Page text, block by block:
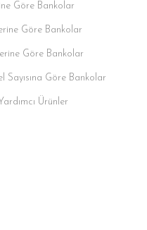
Göre Bankolar
Göre Bankolar
Göre Bankolar
Sayısına Göre Bankolar
Ürünler